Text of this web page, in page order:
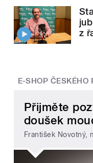
z
E-SHOP ČESKÉHO
Přijměte
doušek
František Novotný,